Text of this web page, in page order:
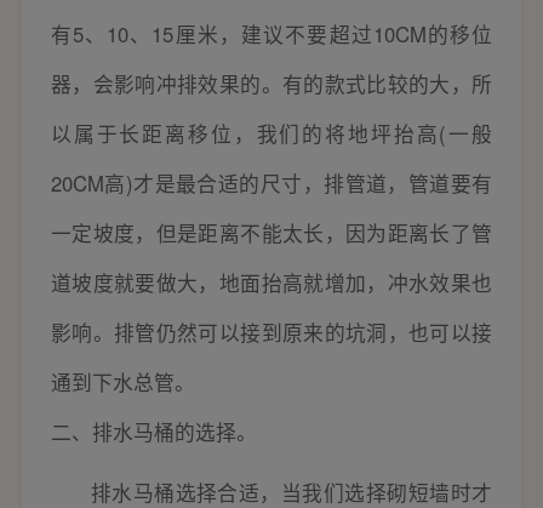
有5、10、15厘米，建议不要超过10CM的移位
器，会影响冲排效果的。有的款式比较的大，所
以属于长距离移位，我们的将地坪抬高(一般
20CM高)才是最合适的尺寸，排管道，管道要有
一定坡度，但是距离不能太长，因为距离长了管
道坡度就要做大，地面抬高就增加，冲水效果也
影响。排管仍然可以接到原来的坑洞，也可以接
通到下水总管。
二、排水马桶的选择。
排水马桶选择合适，当我们选择砌短墙时才